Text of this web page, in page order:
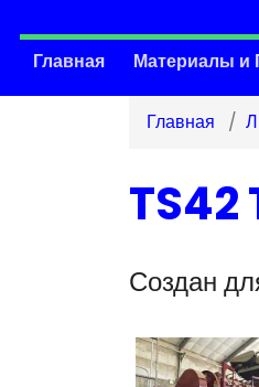
Главная Материалы и
Главная
TS42
Создан